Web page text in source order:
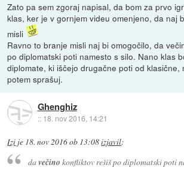
Zato pa sem zgoraj napisal, da bom za prvo
klas, ker je v gornjem videu omenjeno, da naj
misli
Ravno to branje misli naj bi omogočilo, da
po diplomatski poti namesto s silo. Nano klas
diplomate, ki iščejo drugačne poti od klasične,
potem sprašuj.
Ghenghiz
:: 18. nov 2016, 14:21
Izi je 18. nov 2016 ob 13:08izjavil:
davečino konfliktov rešiš po diplomatski poti